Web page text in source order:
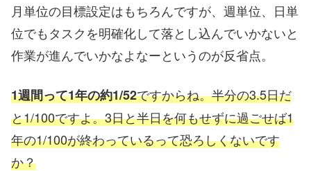
月単位の目標設定はもちろんですが、週単位、日単
位でもタスクを明確化して落とし込んでいかないと
作業が進んでいかなよなーというのが反省点。
1週間って1年の約1/52ですからね。半分の3.5日だ
と1/100ですよ。3日と半日を何もせずに過ごせば1
年の1/100が終わっているって恐ろしくないです
か？